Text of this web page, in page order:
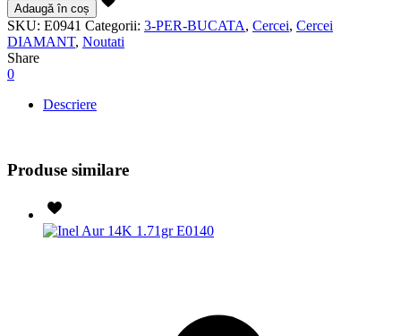
Adaugă în coș
SKU: E0941 Categorii: 3-PER-BUCATA, Cercei, Cercei
DIAMANT, Noutati
Share
0
Descriere
Produse similare